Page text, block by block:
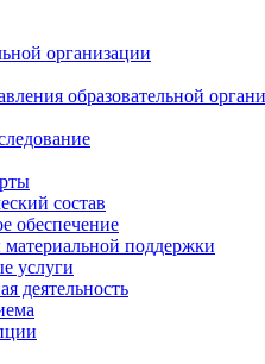
организации
образовательной
состав
обеспечение
поддержки
услуги
деятельность